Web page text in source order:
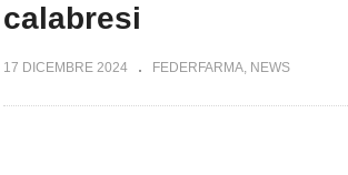
calabresi
17 DICEMBRE 2024 FEDERFARMA NEWS